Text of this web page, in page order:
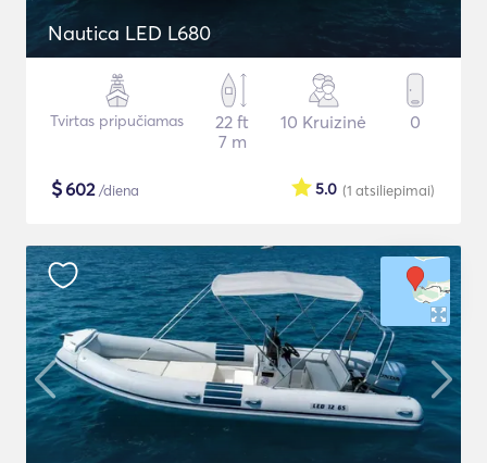
Nautica LED L680
Tvirtas pripučiamas
22 ft
7 m
10 Kruizinė 0
$602/diena (1 atsiliepimai)
5.0